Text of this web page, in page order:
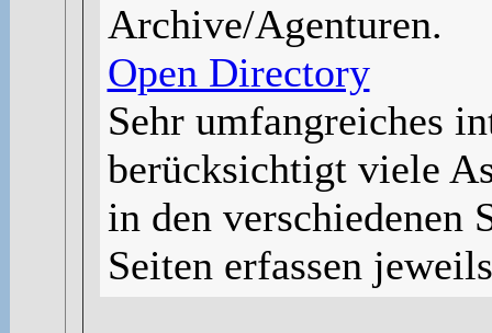
Archive/Agenturen.
Open Directory
Sehr umfangreiches
berücksichtigt viele
in den verschiedenen
Seiten erfassen